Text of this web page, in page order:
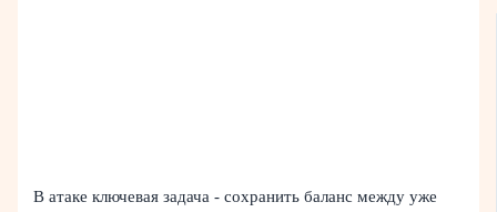
В атаке ключевая задача - сохранить баланс между уже